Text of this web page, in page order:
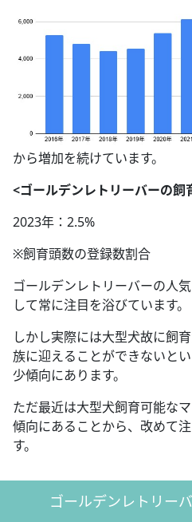
から増加を続けています。
<ゴールデンレトリーバーの飼
2023年：2.5%
※飼育頭数の登録数割合
ゴールデンレトリーバーの人
して常に注目を浴びています。
しかし実際には大型犬故に飼
族に迎えることができないと
少傾向にあります。
ただ最近は大型犬飼育可能な
傾向にあることから、改めて
す。
ゴールデンレトリー